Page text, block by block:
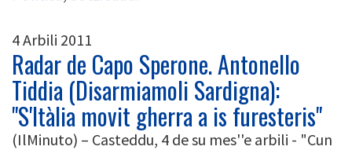
4 Arbili 2011
Radar de Capo Sperone. Antonello
Tiddia (Disarmiamoli Sardigna):
"S'Itàlia movit gherra a is furesteris"
(IlMinuto) – Casteddu, 4 de su mes''e arbili - "Cun